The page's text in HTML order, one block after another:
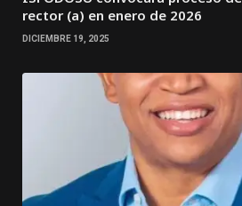
rector (a) en enero de 2026
DICIEMBRE 19, 2025